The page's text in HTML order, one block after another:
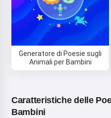
Generatore di Poesie sugli
Animali per Bambini
Caratteristiche delle
Bambini
Leggi
Iniziando a utilizzare il
servizio,Informativa sulla